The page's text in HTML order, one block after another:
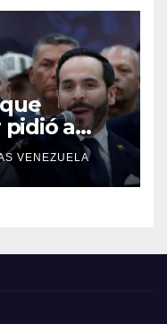
pidió a
VENEZUELA